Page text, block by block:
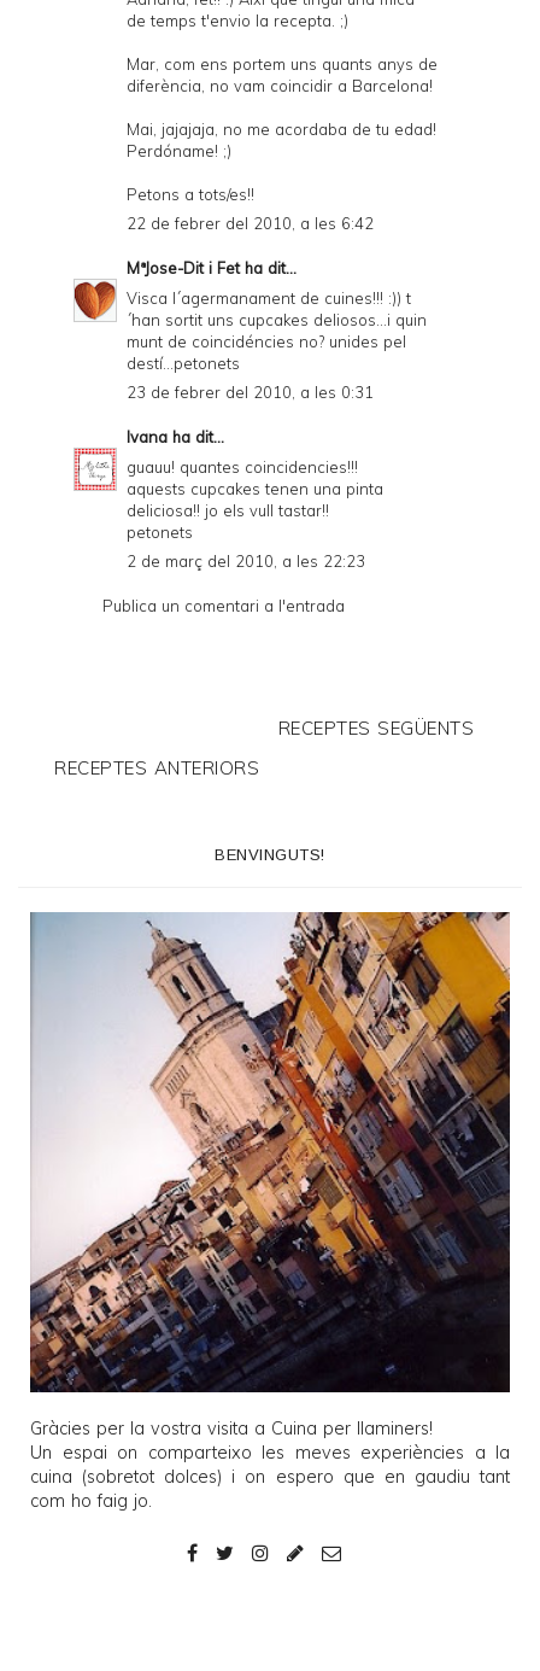
de temps t'envio la recepta. ;)
Mar, com ens portem uns quants anys de
diferència, no vam coincidir a Barcelona!
Mai, jajajaja, no me acordaba de tu edad!
Perdóname! ;)
Petons a tots/es!!
22 de febrer del 2010, a les 6:42
MªJose-Dit i Fetha dit...
Visca l´agermanament de cuines!!! :)) t
´han sortit uns cupcakes deliosos...i quin
munt de coincidéncies no? unides pel
destí...petonets
23 de febrer del 2010, a les 0:31
Ivana ha dit...
guauu! quantes coincidencies!!!
aquests cupcakes tenen una pinta
deliciosa!! jo els vull tastar!!
petonets
2 de març del 2010, a les 22:23
Publica un comentari a l'entrada
RECEPTES SEGÜENTS
RECEPTES ANTERIORS
BENVINGUTS!
Gràcies per la vostra visita a Cuina per llaminers!
Un espai on comparteixo les meves experiències a la
cuina (sobretot dolces) i on espero que en gaudiu tant
com ho faig jo.